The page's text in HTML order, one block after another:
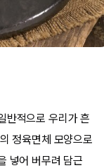
반적으로 우리가 흔
정육면체 모양으로
넣어 버무려 담근